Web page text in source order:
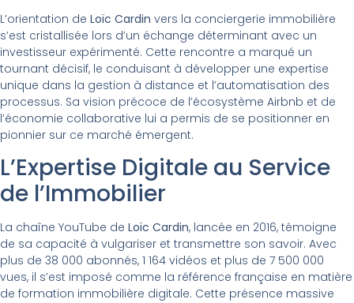
L’orientation de Loïc Cardin vers la conciergerie immobilière
s’est cristallisée lors d’un échange déterminant avec un
investisseur expérimenté. Cette rencontre a marqué un
tournant décisif, le conduisant à développer une expertise
unique dans la gestion à distance et l’automatisation des
processus. Sa vision précoce de l’écosystème Airbnb et de
l’économie collaborative lui a permis de se positionner en
pionnier sur ce marché émergent.
L’Expertise Digitale au Service
de l’Immobilier
La chaîne YouTube de Loïc Cardin, lancée en 2016, témoigne
de sa capacité à vulgariser et transmettre son savoir. Avec
plus de 38 000 abonnés, 1 164 vidéos et plus de 7 500 000
vues, il s’est imposé comme la référence française en matière
de formation immobilière digitale. Cette présence massive